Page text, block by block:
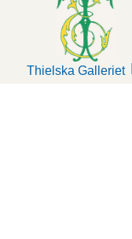
Thielska Galleriet